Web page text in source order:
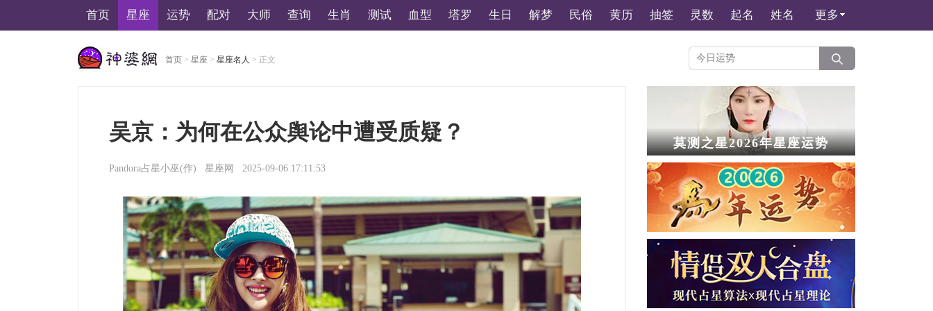
首页 星座 运势 配对 大师 查询 生肖 测试 血型 塔罗 生日 解梦 民俗 黄历 抽签 灵数 起名 姓名 更多
首页 > 星座 > 星座名人 > 正文
吴京：为何在公众舆论中遭受质疑？
Pandora占星小巫(作) 星座网 2025-09-06 17:11:53
莫测之星2026年星座运势